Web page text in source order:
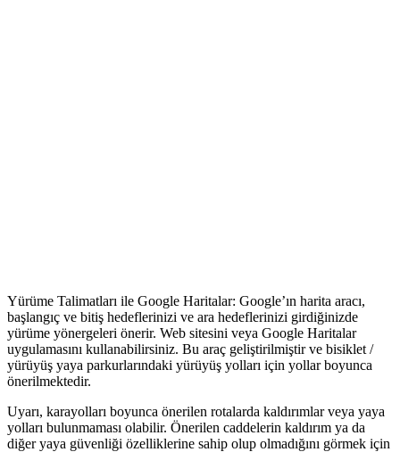
Yürüme Talimatları ile Google Haritalar: Google’ın harita aracı,
başlangıç ve bitiş hedeflerinizi ve ara hedeflerinizi girdiğinizde
yürüme yönergeleri önerir. Web sitesini veya Google Haritalar
uygulamasını kullanabilirsiniz. Bu araç geliştirilmiştir ve bisiklet /
yürüyüş yaya parkurlarındaki yürüyüş yolları için yollar boyunca
önerilmektedir.
Uyarı, karayolları boyunca önerilen rotalarda kaldırımlar veya yaya
yolları bulunmaması olabilir. Önerilen caddelerin kaldırım ya da
diğer yaya güvenliği özelliklerine sahip olup olmadığını görmek için